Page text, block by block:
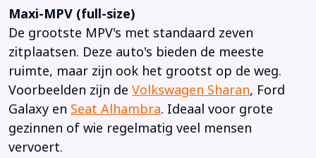
Maxi-MPV (full-size)
De grootste MPV's met standaard zeven
zitplaatsen. Deze auto's bieden de meeste
ruimte, maar zijn ook het grootst op de weg.
Voorbeelden zijn de Volkswagen Sharan, Ford
Galaxy en Seat Alhambra. Ideaal voor grote
gezinnen of wie regelmatig veel mensen
vervoert.